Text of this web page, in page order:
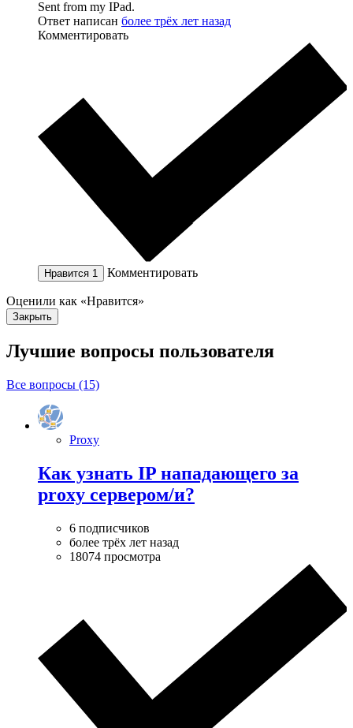
Sent from my IPad.
Ответ написан более трёх лет назад
Комментировать
Нравится 1 Комментировать
Оценили как «Нравится»
Закрыть
Лучшие вопросы пользователя
Все вопросы (15)
Proxy
Как узнать IP нападающего за
proxy cервером/и?
6 подписчиков
более трёх лет назад
18074 просмотра